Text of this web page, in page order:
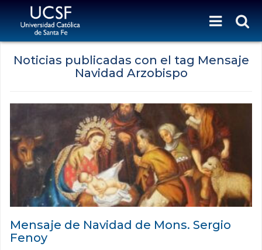
Noticias publicadas con el tag Mensaje
Navidad Arzobispo
Mensaje de Navidad de Mons. Sergio
Fenoy